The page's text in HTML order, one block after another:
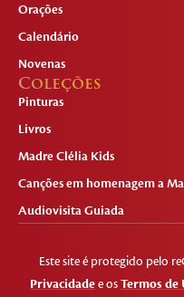
Orações
Calendário
Novenas
Coleções
Pinturas
Livros
Madre Clélia Kids
Canções em homenagem a
Audiovisita Guiada
Este site é protegido pelo
Privacidadee osTermos de